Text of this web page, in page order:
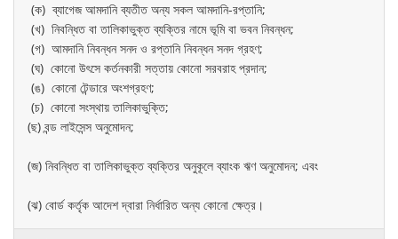
(ক) ব্যাগেজ আমদানি ব্যতীত অন্য সকল আমদানি-রপ্তানি;
(খ) নিবন্ধিত বা তালিকাভুক্ত ব্যক্তির নামে ভূমি বা ভবন নিবন্ধন;
(গ) আমদানি নিবন্ধন সনদ ও রপ্তানি নিবন্ধন সনদ গ্রহণ;
(ঘ) কোনো উৎসে কর্তনকারী সত্তায় কোনো সরবরাহ প্রদান;
(ঙ) কোনো টেন্ডারে অংশগ্রহণ;
(চ) কোনো সংস্থায় তালিকাভুক্তি;
(ছ) বন্ড লাইসেন্স অনুমোদন;
(জ) নিবন্ধিত বা তালিকাভুক্ত ব্যক্তির অনুকূলে ব্যাংক ঋণ অনুমোদন; এবং
(ঝ) বোর্ড কর্তৃক আদেশ দ্বারা নির্ধারিত অন্য কোনো ক্ষেত্র।